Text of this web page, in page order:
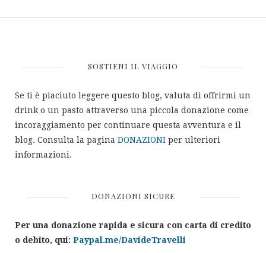
SOSTIENI IL VIAGGIO
Se ti è piaciuto leggere questo blog, valuta di offrirmi un
drink o un pasto attraverso una piccola donazione come
incoraggiamento per continuare questa avventura e il
blog. Consulta la pagina DONAZIONI per ulteriori
informazioni.
DONAZIONI SICURE
Per una donazione rapida e sicura con carta di credito
o debito, qui: Paypal.me/DavideTravelli